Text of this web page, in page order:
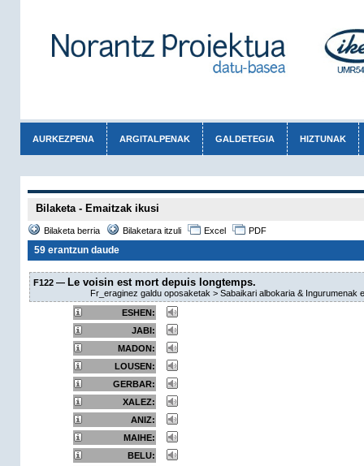
AURKEZPENA ARGITALPENAK GALDETEGIA HIZTUNAK
Bilaketa - Emaitzak ikusi
Bilaketa berria Bilaketara itzuli Excel PDF
59 erantzun daude
F122 — Le voisin est mort depuis longtemps.
Fr_eraginez galdu oposaketak > Sabaikari albokaria & Ingurumenak
ESHEN:
JABI:
MADON:
LOUSEN:
GERBAR:
XALEZ:
ANIZ:
MAIHE:
BELU: